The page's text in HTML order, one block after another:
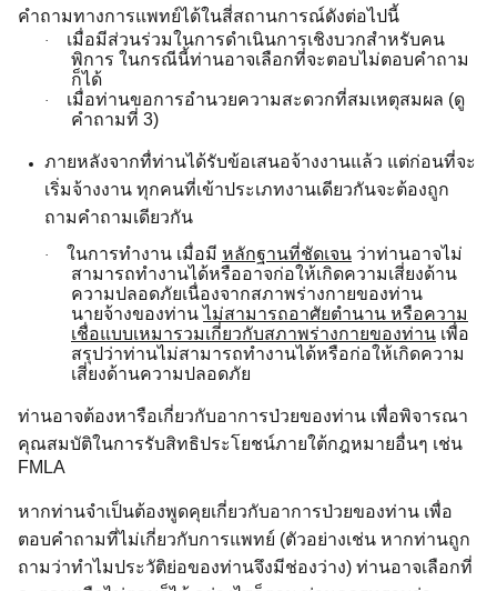
คำถามทางการแพทย์ได้ในสี่สถานการณ์ดังต่อไปนี้
·
เมื่อมีส่วนร่วมในการดำเนินการเชิงบวกสำหรับคน
พิการ ในกรณีนี้ท่านอาจเลือกที่จะตอบไม่ตอบคำถาม
ก็ได้
·
เมื่อท่านขอการอำนวยความสะดวกที่สมเหตุสมผล (ดู
คำถามที่ 3)
ภายหลังจากทื่ท่านได้รับข้อเสนอจ้างงานแล้ว แต่ก่อนที่จะ
เริ่มจ้างงาน ทุกคนที่เข้าประเภทงานเดียวกันจะต้องถูก
ถามคำถามเดียวกัน
· ในการทำงาน เมื่อมี หลักฐานที่ชัดเจน ว่าท่านอาจไม่
สามารถทำงานได้หรืออาจก่อให้เกิดความเสี่ยงด้าน
ความปลอดภัยเนื่องจากสภาพร่างกายของท่าน
นายจ้างของท่านไม่สามารถอาศัยตำนาน หรือความ
เชื่อแบบเหมารวมเกี่ยวกับสภาพร่างกายของท่าน เพื่อ
สรุปว่าท่านไม่สามารถทำงานได้หรือก่อให้เกิดความ
เสี่ยงด้านความปลอดภัย
ท่านอาจต้องหารือเกี่ยวกับอาการป่วยของท่าน เพื่อพิจารณา
คุณสมบัติในการรับสิทธิประโยชน์ภายใต้กฎหมายอื่นๆ เช่น
FMLA
หากท่านจำเป็นต้องพูดคุยเกี่ยวกับอาการป่วยของท่าน เพื่อ
ตอบคำถามที่ไม่เกี่ยวกับการแพทย์ (ตัวอย่างเช่น หากท่านถูก
ถามว่าทำไมประวัติย่อของท่านจึงมีช่องว่าง) ท่านอาจเลือกที่